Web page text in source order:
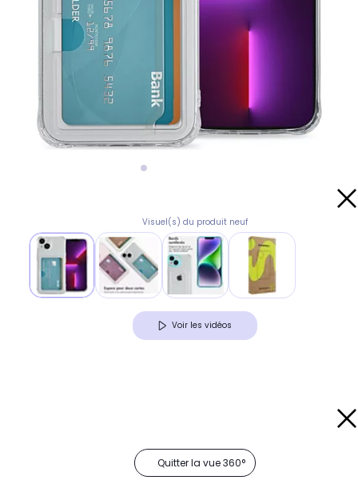
Visuel(s) du produit neuf
Voir les vidéos
Quitter la vue 360°